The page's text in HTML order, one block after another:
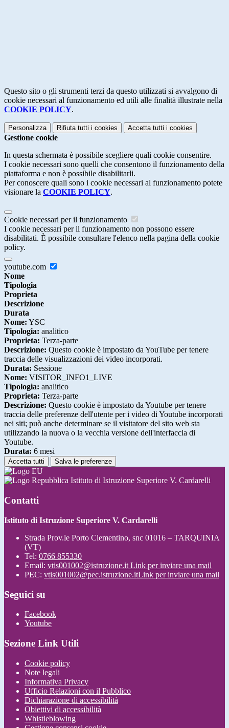
Questo sito o gli strumenti terzi da questo utilizzati si avvalgono di
cookie necessari al funzionamento ed utili alle finalità illustrate nella
COOKIE POLICY.
Personalizza Rifiuta tutti i cookies Accetta tutti i cookies
Gestione cookie
In questa schermata è possibile scegliere quali cookie consentire.
I cookie necessari sono quelli che consentono il funzionamento della
piattaforma e non è possibile disabilitarli.
Per conoscere quali sono i cookie necessari al funzionamento potete
visionare la COOKIE POLICY.
Cookie necessari per il funzionamento
I cookie necessari per il funzionamento non possono essere
disabilitati. È possibile consultare l'elenco nella pagina della cookie
policy.
youtube.com
Nome
Tipologia
Proprieta
Descrizione
Durata
Nome: YSC
Tipologia: analitico
Proprieta: Terza-parte
Descrizione: Questo cookie è impostato da YouTube per tenere
traccia delle visualizzazioni dei video incorporati.
Durata: Sessione
Nome: VISITOR_INFO1_LIVE
Tipologia: analitico
Proprieta: Terza-parte
Descrizione: Questo cookie è impostato da Youtube per tenere
traccia delle preferenze dell'utente per i video di Youtube incorporati
nei siti; può anche determinare se il visitatore del sito web sta
utilizzando la nuova o la vecchia versione dell'interfaccia di
Youtube.
Durata: 6 mesi
Accetta tutti Salva le preferenze
Istituto di Istruzione Superiore V. Cardarelli
Contatti
Istituto di Istruzione Superiore V. Cardarelli
Strada Prov.le Porto Clementino, snc 01016 – TARQUINIA
(VT)
Tel: 0766 855330
Email: vtis001002@istruzione.it Link per inviare una mail
PEC: vtis001002@pec.istruzione.itLink per inviare una mail
Seguici su
Facebook
Youtube
Sezione Link Utili
Cookie policy
Note legali
Informativa Privacy
Ufficio Relazioni con il Pubblico
Dichiarazione di accessibilità
Obiettivi di accessibilità
Whistleblowing